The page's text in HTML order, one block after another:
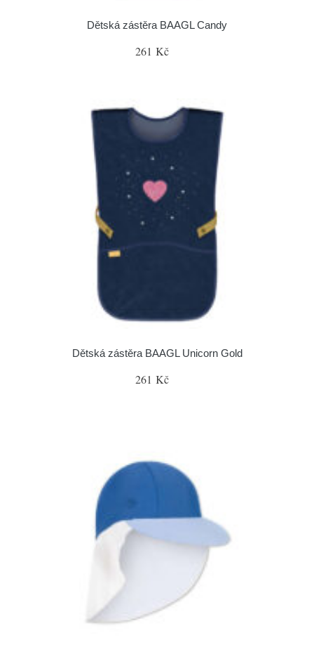
Dětská zástěra BAAGL Candy
261 Kč
Dětská zástěra BAAGL Unicorn Gold
261 Kč